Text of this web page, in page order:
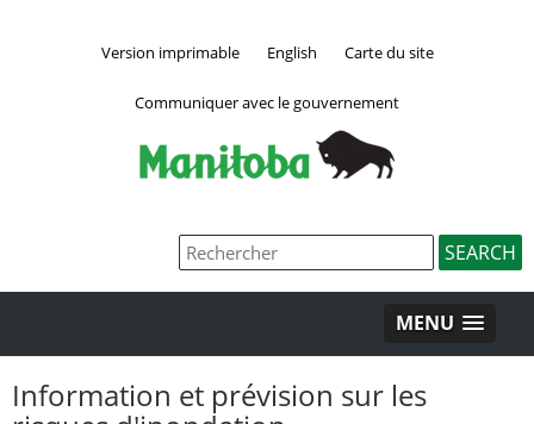
Version imprimable English Carte du site
Communiquer avec le gouvernement
MENU
Information et prévision sur les